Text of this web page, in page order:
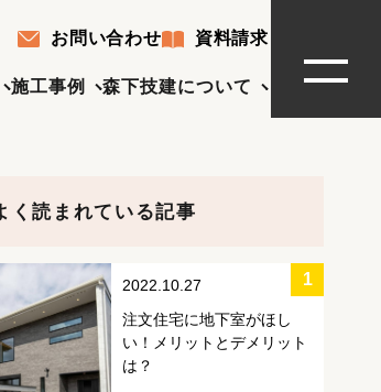
お問い合わせ 資料請求
施工事例 森下技建について
く読まれている記事
2022.10.27
注文住宅に地下室がほし
い！メリットとデメリット
は？